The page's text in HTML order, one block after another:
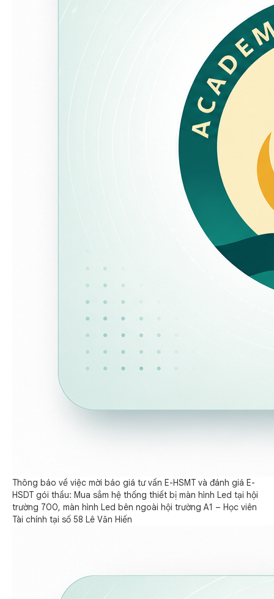
Thông báo về việc mời báo giá tư vấn E-HSMT và đánh giá E-
HSDT gói thầu: Mua sắm hệ thống thiết bị màn hình Led tại hội
trường 700, màn hình Led bên ngoài hội trường A1 – Học viên
Tài chính tại số 58 Lê Văn Hiến